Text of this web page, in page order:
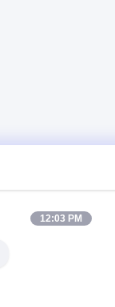
12:03 PM